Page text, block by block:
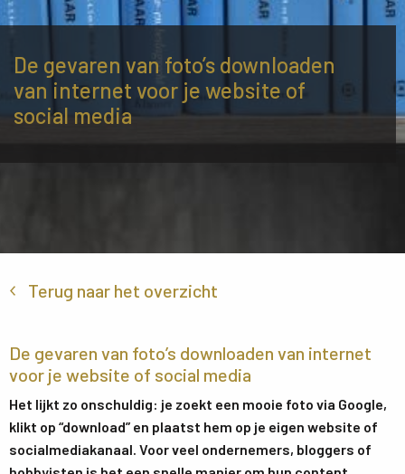
De gevaren van foto’s downloaden
van internet voor je website of
social media
Terug naar het overzicht
De gevaren van foto’s downloaden van internet
voor je website of social media
Het lijkt zo onschuldig: je zoekt een mooie foto via Google,
klikt op “download” en plaatst hem op je eigen website of
socialmediakanaal. Voor veel ondernemers, bloggers of